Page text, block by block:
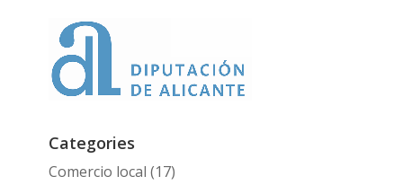
Categories
Comercio local (17)